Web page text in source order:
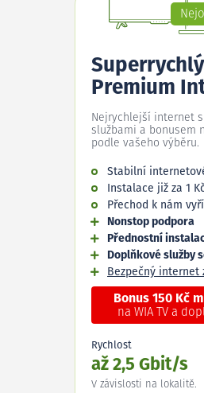
Superrychlý
Premium
Nejrychlejší internet s
službami a bonusem
podle vašeho výběru.
Stabilní
Instalace již za 1 Kč
Přechod k nám
Nonstop podpora
Přednostní
Doplňkové služby
Bezpečný internet
Bonus 150 Kč
na WIA TV a
Rychlost
až 2,5 Gbit/s
V závislosti na lokalitě.